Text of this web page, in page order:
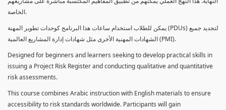
الخاصة.
يمكن للطلاب استخدام ساعات هذا البرنامج كوحدات تطوير المهنة (PDUs) لتجديد جميع
الشهادات المهنية الأخرى مثل شهادات إدارة المشاريع العالمية (PMI).
Designed for beginners and learners seeking to develop practical skills in
issuing a Project Risk Register and conducting qualitative and quantitative
risk assessments.
This course combines Arabic instruction with English materials to ensure
accessibility to risk standards worldwide. Participants will gain